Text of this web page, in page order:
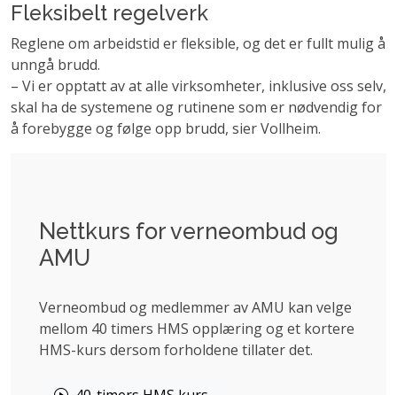
Fleksibelt regelverk
Reglene om arbeidstid er fleksible, og det er fullt mulig å
unngå brudd.
– Vi er opptatt av at alle virksomheter, inklusive oss selv,
skal ha de systemene og rutinene som er nødvendig for
å forebygge og følge opp brudd, sier Vollheim.
Nettkurs for verneombud og
AMU
Verneombud og medlemmer av AMU kan velge
mellom 40 timers HMS opplæring og et kortere
HMS-kurs dersom forholdene tillater det.